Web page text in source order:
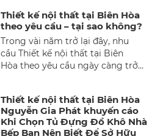
phòng và nhà phố, nhà ở.
mảng Gia công nội thất tại Biên
Hòa Đồng Nai hơn 10 năm qua.
Chúng tôi chuyên thiết kế – sản
xuất thi công cung cấp các mặt
hàng nội thất đồ gỗ cao cấp cho
nội thất văn phòng và nhà phố, nhà
ở.
Thiết kế nội thất tại Biên Hòa
theo yêu cầu – tại sao không?
Trong vài năm trở lại đây, nhu
cầu Thiết kế nội thất tại Biên
Hòa theo yêu cầu ngày càng trở
Việc sở hữu một không gian sống
lí tưởng, sang trọng mà tiện nghi
phù hợp với những công năng
Thiết kế nội thất tại Biên Hòa
Nguyễn Gia Phát khuyến cáo
Khi Chọn Tủ Đựng Đồ Khô Nhà
Bếp Bạn Nên Biết Để Sở Hữu